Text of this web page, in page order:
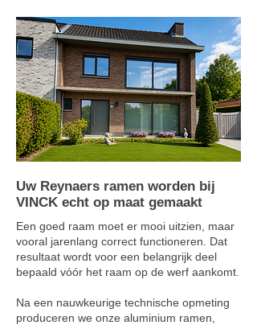
Uw Reynaers ramen worden bij
VINCK echt op maat gemaakt
Een goed raam moet er mooi uitzien, maar
vooral jarenlang correct functioneren. Dat
resultaat wordt voor een belangrijk deel
bepaald vóór het raam op de werf aankomt.
Na een nauwkeurige technische opmeting
produceren we onze aluminium ramen,